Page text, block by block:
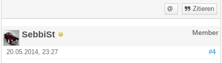
Zitieren
SebbiSt Member
#4
20.05.2014, 23:27